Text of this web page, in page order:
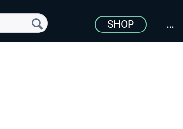
SHOP